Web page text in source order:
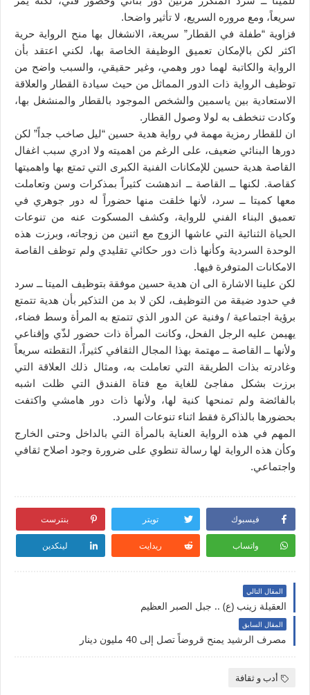
سريعاً، ومع مروره السريع، لا تأثير واضحا.
فزاوية “طفلة في القطار” سريعة، الانشغال بها منح الرواية حرية
اكثر لكن بالإمكان تعميق الوظيفة الخاصة بها، لكني اعتقد بأن
الرواية والكاتبة لهما دور وهمي، وغير حقيقي، والسبب واضح من
توظيف الرواية ذات الدور المماثل من حيث سيادة القطار والعلاقة
الاستعادية بين ياسمين والشخص الموجود بالقطار والمنشغل بها،
وكادت تنخطف به لولا وصول القطار.
ان للقطار رمزية مهمة في رواية هدية حسين “ليل صاخب جداً” لكن
دورها البنائي ضعيف، على الرغم من اهميته ولا ادري سبب اغفال
القاصة هدية حسين للإمكانات الفنية الكبرى التي تمتع بها واهميتها
كقاصة. لكنها ــ القاصة ــ اندهشت كثيراً بمذكرات وسن وتعاملت
معها كميتا ــ سرد، لأنها خلقت منها حضوراً له دور جوهري في
تعميق البناء الفني للرواية، وكشف المسكوت عنه من تنوعات
الحياة الثنائية التي عاشها الزوج مع اثنين من زوجاته، وبرزت هذه
الوحدة السردية وكأنها ذات دور حكائي تقليدي ولم توظف القاصة
الامكانات المتوفرة فيها.
لكن علينا الاشارة الى ان هدية حسين موفقة بتوظيف الميتا ــ سرد
في حدود ضيقة من التوظيف، لكن لا بد من التذكير بأن هدية تتمتع
برؤية اجتماعية / وفنية عن الدور الذي تتمتع به المرأة وسط فضاء،
يهيمن عليه الرجل الفحل، وكانت المرأة ذات حضور لذّي وإقناعي
ولأنها ــ القاصة ــ مهتمة بهذا المجال الثقافي كثيراً، التقطته سريعاً
وغادرته بذات الطريقة التي تعاملت به، ومثال ذلك العلاقة التي
برزت بشكل مفاجئ للغاية مع فتاة الفندق التي ظلت اشبه
بالفائضة ولم تمنحها كنية لها، ولأنها ذات دور هامشي واكتفت
بحضورها بالذاكرة فقط اثناء تنوعات السرد.
المهم في هذه الرواية العناية بالمرأة التي بالداخل وحتى الخارج
وكأن هذه الرواية لها رسالة تنطوي على ضرورة وجود اصلاح ثقافي
واجتماعي.
فيسبوك تويتر بنترست
واتساب ريدايت لينكدين
المقال التالي
العقيلة زينب (ع) .. جبل الصبر العظيم
المقال السابق
مصرف الرشيد يمنح قروضاً تصل إلى 40 مليون دينار
أدب و ثقافة